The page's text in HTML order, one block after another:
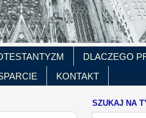
DLACZEGO
KONTAKT
SZUKAJ NA